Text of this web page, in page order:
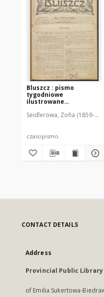
Bluszcz : pismo
tygodniowe
ilustrowane
kobiecym, 1912 R. 48, nr
Seidlerowa, Zofia (1859-
czasopismo
CONTACT DETAILS
Address
Provincial Public Library
of Emilia Sukertowa-